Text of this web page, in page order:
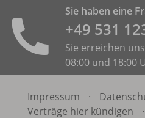
Sie haben eine
+49 531
Sie erreichen
08:00 und 18:00
Impressum ·
Verträge hier kündigen
·